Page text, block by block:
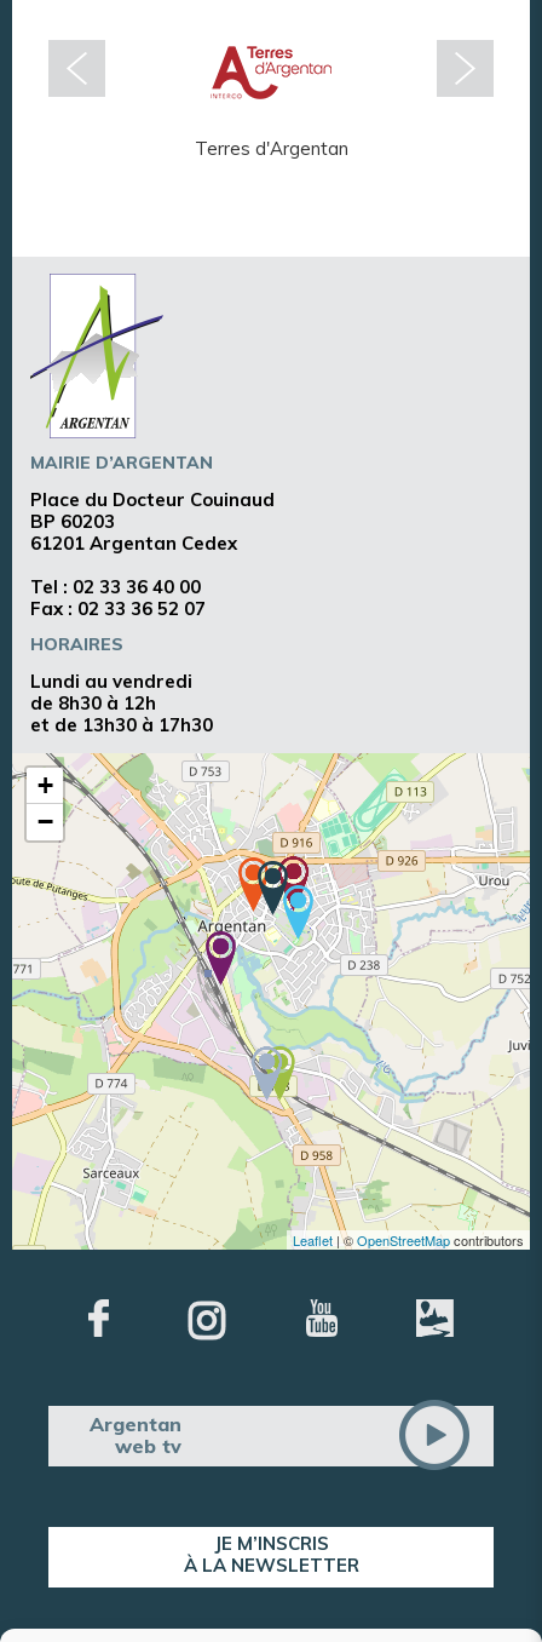
Terres d'Argentan
MAIRIE D’ARGENTAN
Place du Docteur Couinaud
BP 60203
61201 Argentan Cedex
Tel : 02 33 36 40 00
Fax : 02 33 36 52 07
HORAIRES
Lundi au vendredi
de 8h30 à 12h
et de 13h30 à 17h30
+
−
Leaflet | ©OpenStreetMapcontributors
Argentan
web tv
JE M’INSCRIS
À LA NEWSLETTER